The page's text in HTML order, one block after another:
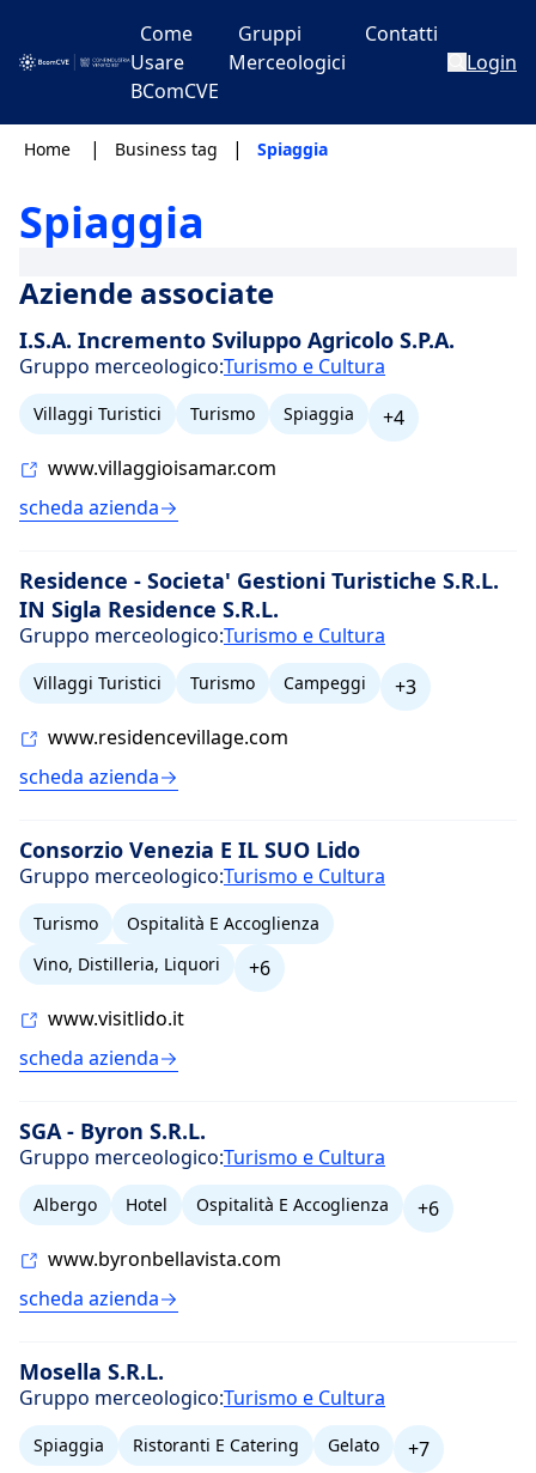
Come
Usare
BComCVE
Gruppi
Merceologici
Contatti
Login
Home | Business tag | Spiaggia
Spiaggia
Aziende associate
I.S.A. Incremento Sviluppo Agricolo S.P.A.
Gruppo merceologico:Turismo e Cultura
Villaggi Turistici Turismo Spiaggia
+4
www.villaggioisamar.com
scheda azienda
Residence - Societa' Gestioni Turistiche S.R.L.
IN Sigla Residence S.R.L.
Gruppo merceologico:Turismo e Cultura
Villaggi Turistici Turismo Campeggi
+3
www.residencevillage.com
scheda azienda
Consorzio Venezia E IL SUO Lido
Gruppo merceologico:Turismo e Cultura
Turismo
Ospitalità E Accoglienza
Vino, Distilleria, Liquori
+6
www.visitlido.it
scheda azienda
SGA - Byron S.R.L.
Gruppo merceologico:Turismo e Cultura
Albergo Hotel Ospitalità E Accoglienza
+6
www.byronbellavista.com
scheda azienda
Mosella S.R.L.
Gruppo merceologico:Turismo e Cultura
Spiaggia Ristoranti E Catering Gelato
+7